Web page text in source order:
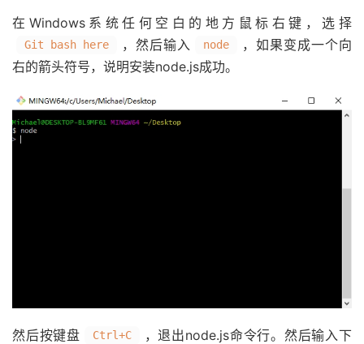
在Windows系统任何空白的地方鼠标右键，选择
Git bash here ，然后输入 node
，如果变成一个向
右的箭头符号，说明安装node.js成功。
然后按键盘 Ctrl+C
，退出node.js命令行。然后输入下